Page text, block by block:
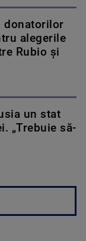
donatorilor
alegerile
Rubio și
un stat
„Trebuie să-